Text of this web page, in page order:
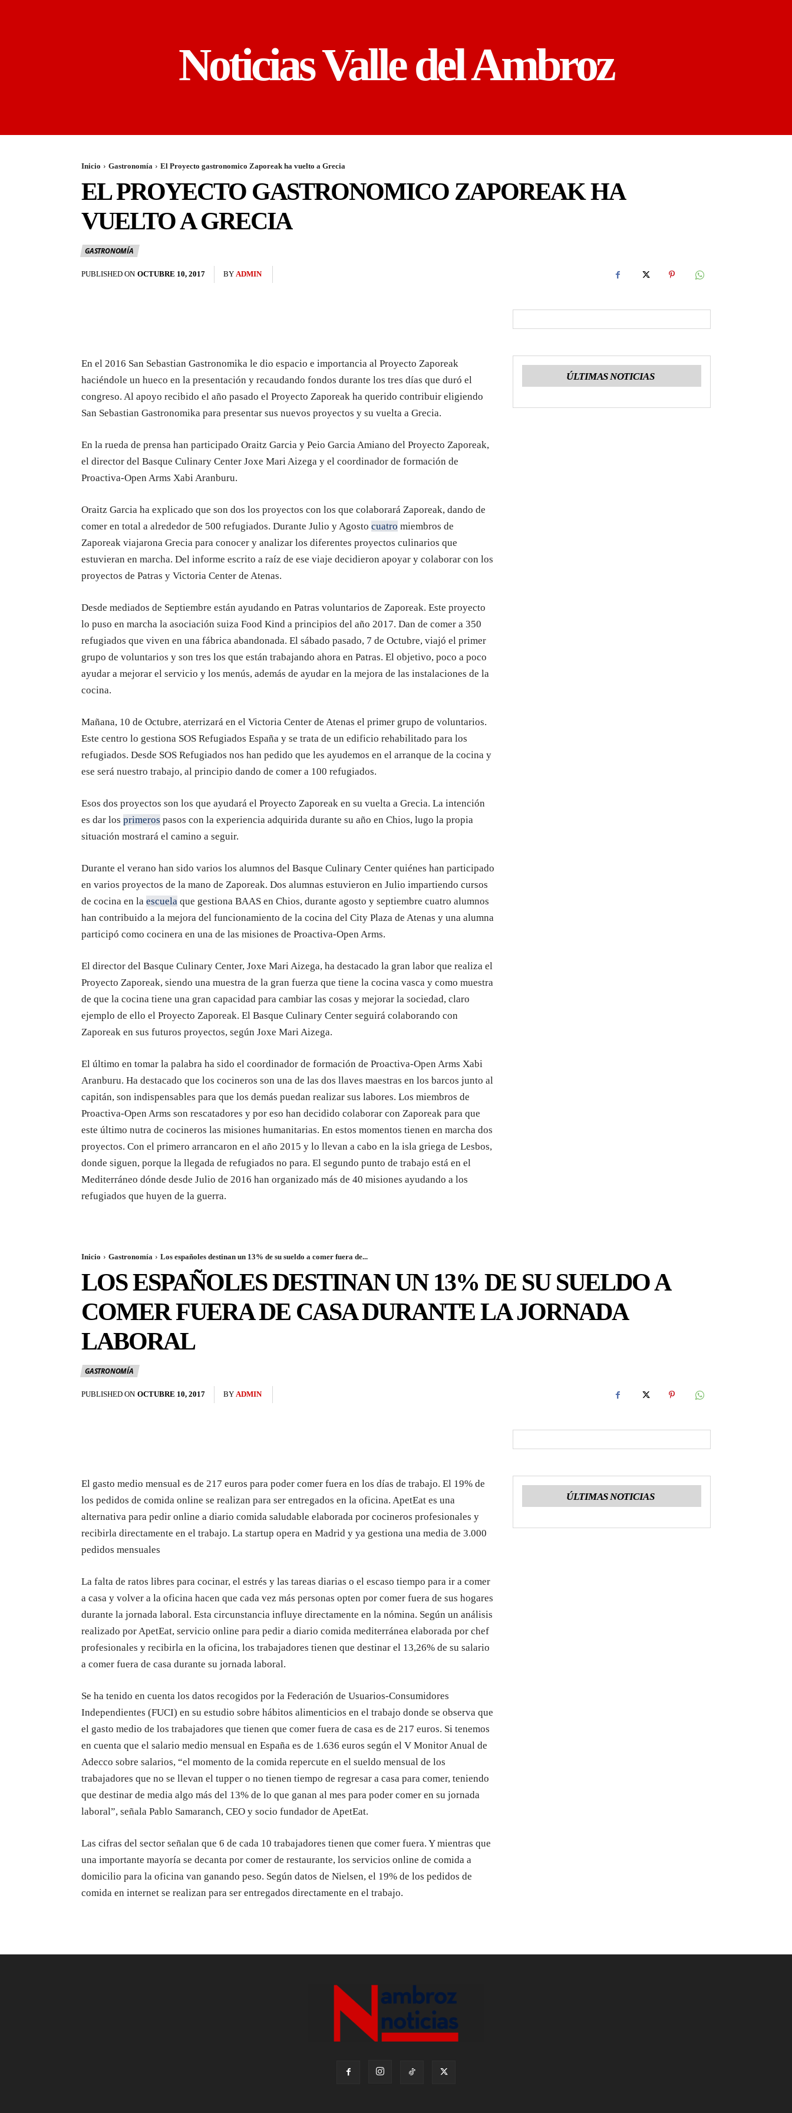
Noticias Valle del Ambroz
Inicio Gastronomía El Proyecto gastronomico Zaporeak ha vuelto a Grecia
EL PROYECTO GASTRONOMICO ZAPOREAK HA
VUELTO A GRECIA
GASTRONOMÍA
PUBLISHED ON OCTUBRE 10, 2017 BY ADMIN
En el 2016 San Sebastian Gastronomika le dio espacio e importancia al Proyecto Zaporeak
haciéndole un hueco en la presentación y recaudando fondos durante los tres días que duró el
congreso. Al apoyo recibido el año pasado el Proyecto Zaporeak ha querido contribuir eligiendo
San Sebastian Gastronomika para presentar sus nuevos proyectos y su vuelta a Grecia.
En la rueda de prensa han participado Oraitz Garcia y Peio Garcia Amiano del Proyecto Zaporeak,
el director del Basque Culinary Center Joxe Mari Aizega y el coordinador de formación de
Proactiva-Open Arms Xabi Aranburu.
Oraitz Garcia ha explicado que son dos los proyectos con los que colaborará Zaporeak, dando de
comer en total a alrededor de 500 refugiados. Durante Julio y Agosto cuatro miembros de
Zaporeak viajarona Grecia para conocer y analizar los diferentes proyectos culinarios que
estuvieran en marcha. Del informe escrito a raíz de ese viaje decidieron apoyar y colaborar con los
proyectos de Patras y Victoria Center de Atenas.
Desde mediados de Septiembre están ayudando en Patras voluntarios de Zaporeak. Este proyecto
lo puso en marcha la asociación suiza Food Kind a principios del año 2017. Dan de comer a 350
refugiados que viven en una fábrica abandonada. El sábado pasado, 7 de Octubre, viajó el primer
grupo de voluntarios y son tres los que están trabajando ahora en Patras. El objetivo, poco a poco
ayudar a mejorar el servicio y los menús, además de ayudar en la mejora de las instalaciones de la
cocina.
Mañana, 10 de Octubre, aterrizará en el Victoria Center de Atenas el primer grupo de voluntarios.
Este centro lo gestiona SOS Refugiados España y se trata de un edificio rehabilitado para los
refugiados. Desde SOS Refugiados nos han pedido que les ayudemos en el arranque de la cocina y
ese será nuestro trabajo, al principio dando de comer a 100 refugiados.
Esos dos proyectos son los que ayudará el Proyecto Zaporeak en su vuelta a Grecia. La intención
es dar los primeros pasos con la experiencia adquirida durante su año en Chios, lugo la propia
situación mostrará el camino a seguir.
Durante el verano han sido varios los alumnos del Basque Culinary Center quiénes han participado
en varios proyectos de la mano de Zaporeak. Dos alumnas estuvieron en Julio impartiendo cursos
de cocina en la escuela que gestiona BAAS en Chios, durante agosto y septiembre cuatro alumnos
han contribuido a la mejora del funcionamiento de la cocina del City Plaza de Atenas y una alumna
participó como cocinera en una de las misiones de Proactiva-Open Arms.
El director del Basque Culinary Center, Joxe Mari Aizega, ha destacado la gran labor que realiza el
Proyecto Zaporeak, siendo una muestra de la gran fuerza que tiene la cocina vasca y como muestra
de que la cocina tiene una gran capacidad para cambiar las cosas y mejorar la sociedad, claro
ejemplo de ello el Proyecto Zaporeak. El Basque Culinary Center seguirá colaborando con
Zaporeak en sus futuros proyectos, según Joxe Mari Aizega.
El último en tomar la palabra ha sido el coordinador de formación de Proactiva-Open Arms Xabi
Aranburu. Ha destacado que los cocineros son una de las dos llaves maestras en los barcos junto al
capitán, son indispensables para que los demás puedan realizar sus labores. Los miembros de
Proactiva-Open Arms son rescatadores y por eso han decidido colaborar con Zaporeak para que
este último nutra de cocineros las misiones humanitarias. En estos momentos tienen en marcha dos
proyectos. Con el primero arrancaron en el año 2015 y lo llevan a cabo en la isla griega de Lesbos,
donde siguen, porque la llegada de refugiados no para. El segundo punto de trabajo está en el
Mediterráneo dónde desde Julio de 2016 han organizado más de 40 misiones ayudando a los
refugiados que huyen de la guerra.
ÚLTIMAS NOTICIAS